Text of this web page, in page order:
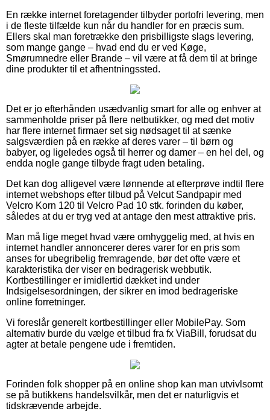
En række internet foretagender tilbyder portofri levering, men
i de fleste tilfælde kun når du handler for en præcis sum.
Ellers skal man foretrække den prisbilligste slags levering,
som mange gange – hvad end du er ved Køge,
Smørumnedre eller Brande – vil være at få dem til at bringe
dine produkter til et afhentningssted.
Det er jo efterhånden usædvanlig smart for alle og enhver at
sammenholde priser på flere netbutikker, og med det motiv
har flere internet firmaer set sig nødsaget til at sænke
salgsværdien på en række af deres varer – til børn og
babyer, og ligeledes også til herrer og damer – en hel del, og
endda nogle gange tilbyde fragt uden betaling.
Det kan dog alligevel være lønnende at efterprøve indtil flere
internet webshops efter tilbud på Velcut Sandpapir med
Velcro Korn 120 til Velcro Pad 10 stk. forinden du køber,
således at du er tryg ved at antage den mest attraktive pris.
Man må lige meget hvad være omhyggelig med, at hvis en
internet handler annoncerer deres varer for en pris som
anses for ubegribelig fremragende, bør det ofte være et
karakteristika der viser en bedragerisk webbutik.
Kortbestillinger er imidlertid dækket ind under
Indsigelsesordningen, der sikrer en imod bedrageriske
online forretninger.
Vi foreslår generelt kortbestillinger eller MobilePay. Som
alternativ burde du vælge et tilbud fra fx ViaBill, forudsat du
agter at betale pengene ude i fremtiden.
Forinden folk shopper på en online shop kan man utvivlsomt
se på butikkens handelsvilkår, men det er naturligvis et
tidskrævende arbejde.